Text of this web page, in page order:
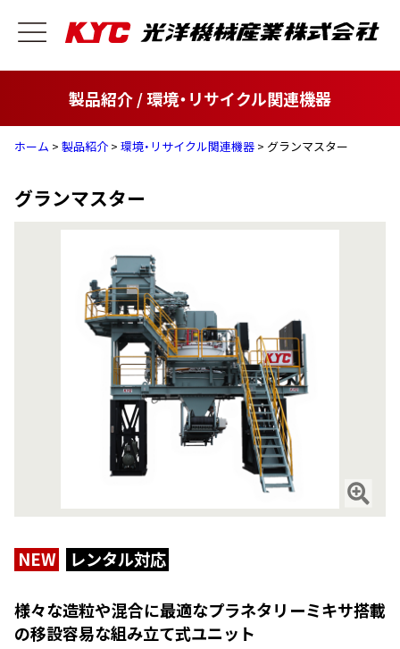
製品紹介 / 環境・リサイクル関連機器
ホーム > 製品紹介 > 環境・リサイクル関連機器 > グランマスター
グランマスター
NEW レンタル対応
様々な造粒や混合に最適なプラネタリーミキサ搭載
の移設容易な組み立て式ユニット